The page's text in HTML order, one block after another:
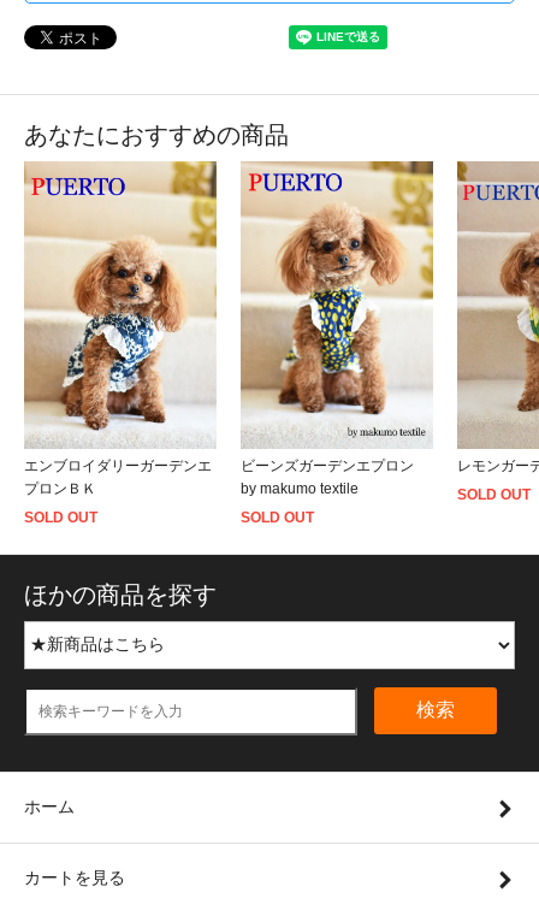
あなたにおすすめの商品
エンブロイダリーガーデンエ
プロンＢＫ
SOLD OUT
ビーンズガーデンエプロン
by makumo textile
SOLD OUT
レモンガー
SOLD OUT
ほかの商品を探す
検索
ホーム
カートを見る